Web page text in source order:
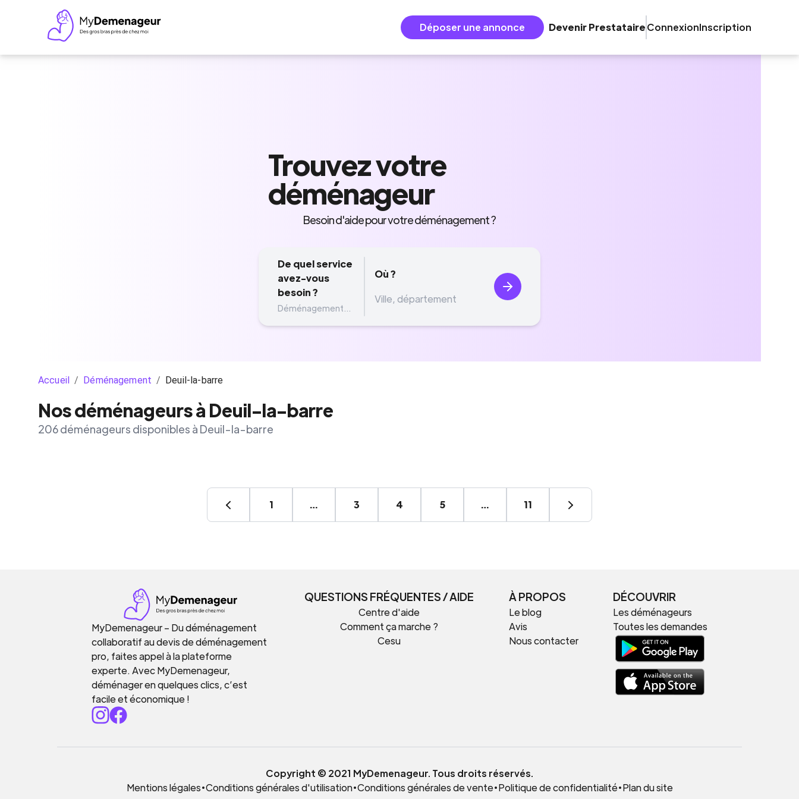
Déposer une annonce Devenir PrestataireConnexionInscription
Trouvezvotre
déménageur
Besoin d'aide pour votre déménagement ?
De quel service
avez-vous
besoin ?
Déménagement...
Où ?
Accueil / Déménagement / Deuil-la-barre
Nos déménageurs à Deuil-la-barre
206 déménageurs disponibles à Deuil-la-barre
1 … 3 4 5 … 11
MyDemenageur – Du déménagement
collaboratif au devis de déménagement
pro, faites appel à la plateforme
experte. Avec MyDemenageur,
déménager en quelques clics, c’est
facile et économique !
QUESTIONS FRÉQUENTES / AIDE
Centre d'aide
Comment ça marche ?
Cesu
À PROPOS
Le blog
Avis
Nous contacter
DÉCOUVRIR
Les déménageurs
Toutes les demandes
Copyright © 2021 MyDemenageur. Tous droits réservés.
Mentions légales•Conditions générales d'utilisation•Conditions générales de vente•Politique de confidentialité•Plan du site